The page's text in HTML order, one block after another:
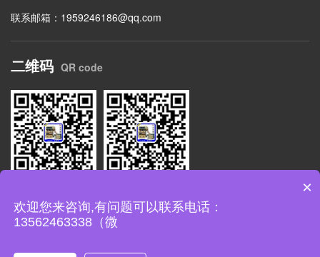
联系邮箱：1959246186@qq.com
二维码 QR code
×
欢迎您来咨询,有问题可以联系电话：
13562463338（微